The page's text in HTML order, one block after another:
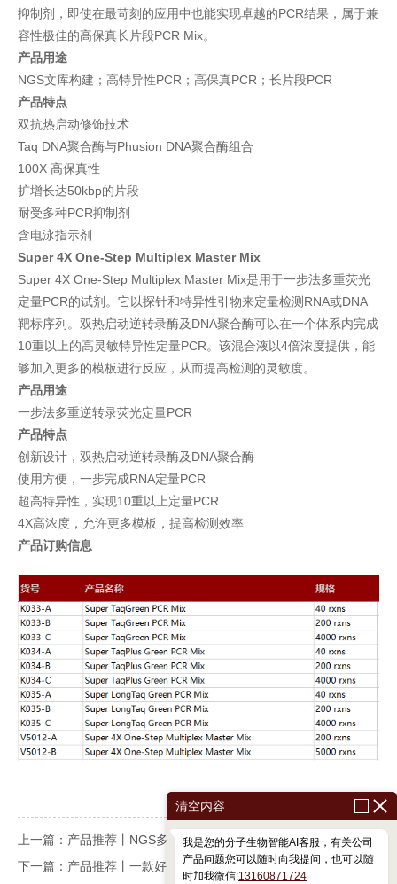
抑制剂，即使在最苛刻的应用中也能实现卓越的PCR结果，属于兼
容性极佳的高保真长片段PCR Mix。
产品用途
NGS文库构建；高特异性PCR；高保真PCR；长片段PCR
产品特点
双抗热启动修饰技术
Taq DNA聚合酶与Phusion DNA聚合酶组合
100X 高保真性
扩增长达50kbp的片段
耐受多种PCR抑制剂
含电泳指示剂
Super 4X One-Step Multiplex Master Mix
Super 4X One-Step Multiplex Master Mix是用于一步法多重荧光
定量PCR的试剂。它以探针和特异性引物来定量检测RNA或DNA
靶标序列。双热启动逆转录酶及DNA聚合酶可以在一个体系内完成
10重以上的高灵敏特异性定量PCR。该混合液以4倍浓度提供，能
够加入更多的模板进行反应，从而提高检测的灵敏度。
产品用途
一步法多重逆转录荧光定量PCR
产品特点
创新设计，双热启动逆转录酶及DNA聚合酶
使用方便，一步完成RNA定量PCR
超高特异性，实现10重以上定量PCR
4X高浓度，允许更多模板，提高检测效率
产品订购信息
上一篇：产品推荐丨NGS多重PCR Mix #K030的测试报告
下一篇：产品推荐丨一款好用稳定的PCR多重酶
清空内容
我是您的分子生物智能AI客服，有关公司
产品问题您可以随时向我提问，也可以随
时加我微信:13160871724